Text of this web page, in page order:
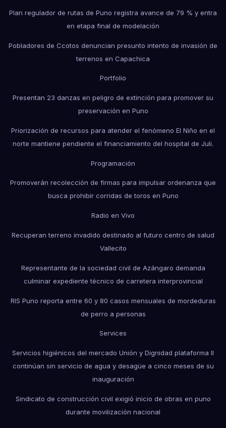
Plan regulador de rutas de Puno registra avance de 79 % y entra
en etapa final de modelación
Pobladores de Ccotos denuncian presunto intento de invasión de
terrenos en Capachica
Portfolio
Presentan 23 danzas en peligro de extinción para promover su
preservación en Puno
Priorización de recursos para atender el fenómeno El Niño en el
norte mantiene pendiente el financiamiento del hospital de Juli.
Programación
Promoverán recolección de firmas para impulsar ordenanza que
busca prohibir corridas de toros en Puno
Radio en Vivo
Recuperan terreno invadido destinado al futuro centro de salud
Vallecito
Representante de la sociedad civil de Azángaro demanda
culminar expediente técnico de carretera interprovincial
RIS Puno reporta entre 60 y 80 casos mensuales de mordeduras
de perro a personas
Services
Servicios higiénicos del mercado Unión y Dignidad plataforma II
continúan sin servicio de agua y desagüe a cinco meses de su
inauguración
Sindicato de construcción civil exigió inicio de obras en puno
durante movilización nacional